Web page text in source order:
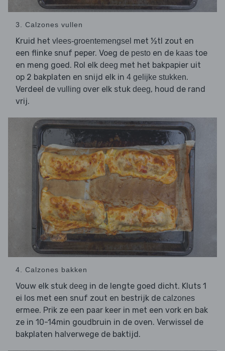
3. Calzones vullen
Kruid het vlees-groentemengsel met ½tl zout en
een flinke snuf peper. Voeg de pesto en de kaas toe
en meng goed. Rol elk deeg met het bakpapier uit
op 2 bakplaten en snijd elk in 4 gelijke stukken.
Verdeel de vulling over elk stuk deeg, houd de rand
vrij.
4. Calzones bakken
Vouw elk stuk deeg in de lengte goed dicht. Kluts 1
ei los met een snuf zout en bestrijk de calzones
ermee. Prik ze een paar keer in met een vork en bak
ze in 10-14min goudbruin in de oven. Verwissel de
bakplaten halverwege de baktijd.